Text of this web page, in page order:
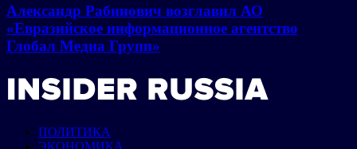
Александр Рабинович возглавил АО
«Евразийское информационное агентство
Глобал Медиа Групп»
ПОЛИТИКА
ЭКОНОМИКА